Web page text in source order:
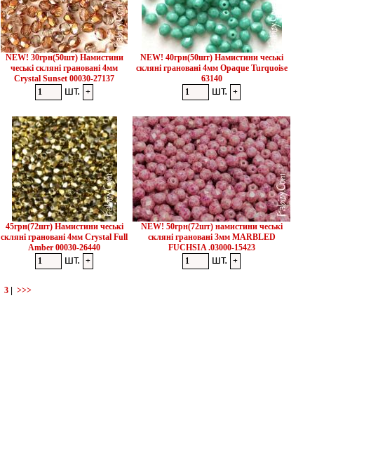
NEW! 30грн(50шт) Намистини
чеські скляні грановані 4мм
Crystal Sunset 00030-27137
шт.
NEW! 40грн(50шт) Намистини чеські
скляні грановані 4мм Opaque Turquoise
63140
шт.
45грн(72шт) Намистини чеські
скляні грановані 4мм Crystal Full
Amber 00030-26440
шт.
NEW! 50грн(72шт) намистини чеські
скляні грановані 3мм MARBLED
FUCHSIA .03000-15423
шт.
3 >>>